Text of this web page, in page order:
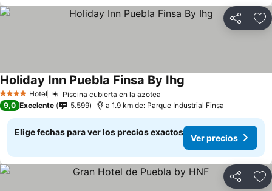
Compartir
4 EstrellasHotel Piscina cubierta en la azotea
Holiday Inn Puebla Finsa By Ihg
9,0 Excelente 5.599 a 1.9 km de: Parque Industrial Finsa
Elige fechas para ver los precios exactos
Ver precios
Compartir